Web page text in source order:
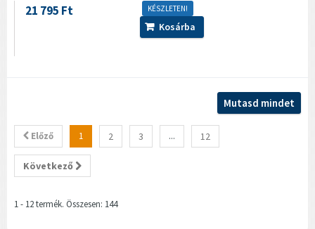
KÉSZLETEN!
21 795 Ft
Kosárba
Mutasd mindet
Előző 1 2 3 ... 12
Következő
1 - 12 termék. Összesen: 144